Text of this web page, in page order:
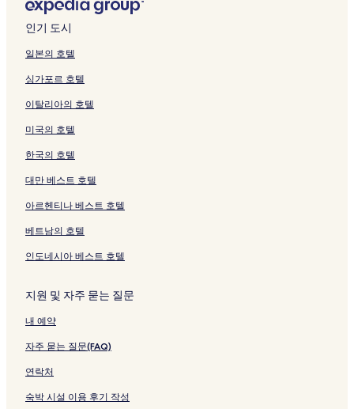
인기 도시
일본의 호텔
싱가포르 호텔
이탈리아의 호텔
미국의 호텔
한국의 호텔
대만 베스트 호텔
아르헨티나 베스트 호텔
베트남의 호텔
인도네시아 베스트 호텔
지원 및 자주 묻는 질문
내 예약
자주 묻는 질문(FAQ)
연락처
숙박 시설 이용 후기 작성